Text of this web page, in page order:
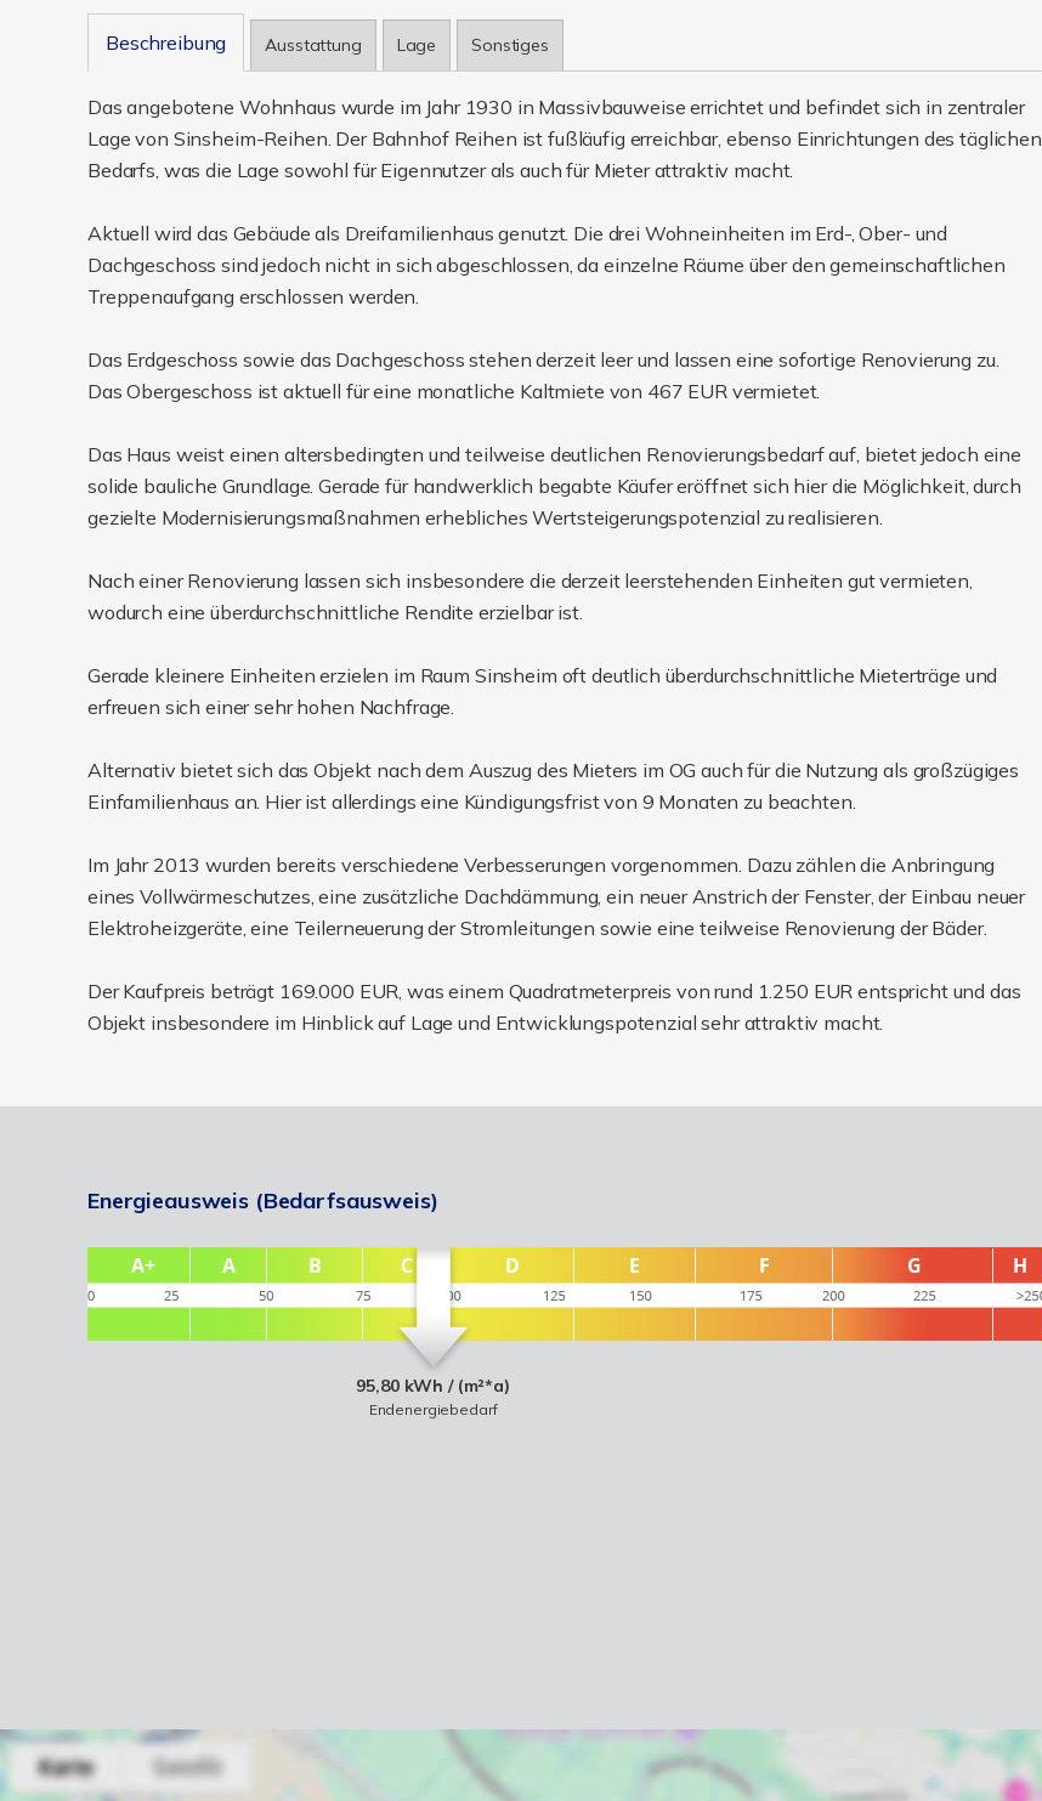
Beschreibung Ausstattung Lage Sonstiges
Das angebotene Wohnhaus wurde im Jahr 1930 in Massivbauweise errichtet und befindet sich in zentraler
Lage von Sinsheim-Reihen. Der Bahnhof Reihen ist fußläufig erreichbar, ebenso Einrichtungen des täglichen
Bedarfs, was die Lage sowohl für Eigennutzer als auch für Mieter attraktiv macht.
Aktuell wird das Gebäude als Dreifamilienhaus genutzt. Die drei Wohneinheiten im Erd-, Ober- und
Dachgeschoss sind jedoch nicht in sich abgeschlossen, da einzelne Räume über den gemeinschaftlichen
Treppenaufgang erschlossen werden.
Das Erdgeschoss sowie das Dachgeschoss stehen derzeit leer und lassen eine sofortige Renovierung zu.
Das Obergeschoss ist aktuell für eine monatliche Kaltmiete von 467 EUR vermietet.
Das Haus weist einen altersbedingten und teilweise deutlichen Renovierungsbedarf auf, bietet jedoch eine
solide bauliche Grundlage. Gerade für handwerklich begabte Käufer eröffnet sich hier die Möglichkeit, durch
gezielte Modernisierungsmaßnahmen erhebliches Wertsteigerungspotenzial zu realisieren.
Nach einer Renovierung lassen sich insbesondere die derzeit leerstehenden Einheiten gut vermieten,
wodurch eine überdurchschnittliche Rendite erzielbar ist.
Gerade kleinere Einheiten erzielen im Raum Sinsheim oft deutlich überdurchschnittliche Mieterträge und
erfreuen sich einer sehr hohen Nachfrage.
Alternativ bietet sich das Objekt nach dem Auszug des Mieters im OG auch für die Nutzung als großzügiges
Einfamilienhaus an. Hier ist allerdings eine Kündigungsfrist von 9 Monaten zu beachten.
Im Jahr 2013 wurden bereits verschiedene Verbesserungen vorgenommen. Dazu zählen die Anbringung
eines Vollwärmeschutzes, eine zusätzliche Dachdämmung, ein neuer Anstrich der Fenster, der Einbau neuer
Elektroheizgeräte, eine Teilerneuerung der Stromleitungen sowie eine teilweise Renovierung der Bäder.
Der Kaufpreis beträgt 169.000 EUR, was einem Quadratmeterpreis von rund 1.250 EUR entspricht und das
Objekt insbesondere im Hinblick auf Lage und Entwicklungspotenzial sehr attraktiv macht.
Energieausweis (Bedarfsausweis)
95,80 kWh / (m²*a)
Endenergiebedarf